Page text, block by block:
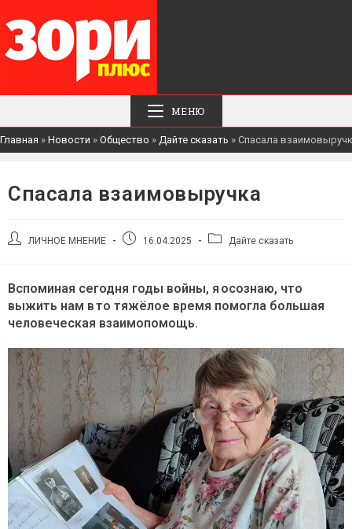
МЕНЮ
Главная » Новости » Общество » Дайте сказать » Спасала
Спасала взаимовыручка
АвторЛИЧНОЕ МНЕНИЕ
Запись16.04.2025
РубрикаДайте сказать
Вспоминая сегодня годы войны, я осознаю, что
выжить нам в то тяжёлое время помогла большая
человеческая взаимопомощь.